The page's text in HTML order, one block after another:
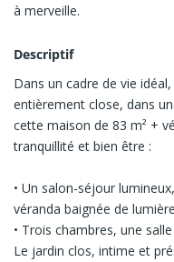
à merveille.
Descriptif
Dans un cadre de vie
entièrement close, dans
cette maison de 83 m² +
tranquillité et bien être :
• Un salon-séjour
véranda baignée de
• Trois chambres, une
Le jardin clos, intime et